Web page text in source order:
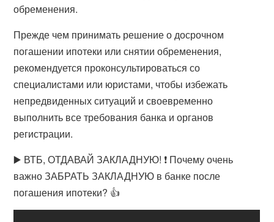
обременения.
Прежде чем принимать решение о досрочном
погашении ипотеки или снятии обременения,
рекомендуется проконсультироваться со
специалистами или юристами, чтобы избежать
непредвиденных ситуаций и своевременно
выполнить все требования банка и органов
регистрации.
▶️ ВТБ, ОТДАВАЙ ЗАКЛАДНУЮ! ❗ Почему очень
важно ЗАБРАТЬ ЗАКЛАДНУЮ в банке после
погашения ипотеки? 👍